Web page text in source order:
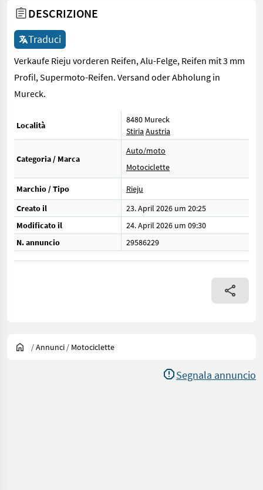
DESCRIZIONE
Traduci
Verkaufe Rieju vorderen Reifen, Alu-Felge, Reifen mit 3 mm
Profil, Supermoto-Reifen. Versand oder Abholung in
Mureck.
Località
8480 Mureck
Stiria Austria
Categoria / Marca
Auto/moto
Motociclette
Marchio / Tipo
Rieju
Creato il
23. April 2026 um 20:25
Modificato il
24. April 2026 um 09:30
N. annuncio
29586229
/Annunci / Motociclette
Segnala annuncio